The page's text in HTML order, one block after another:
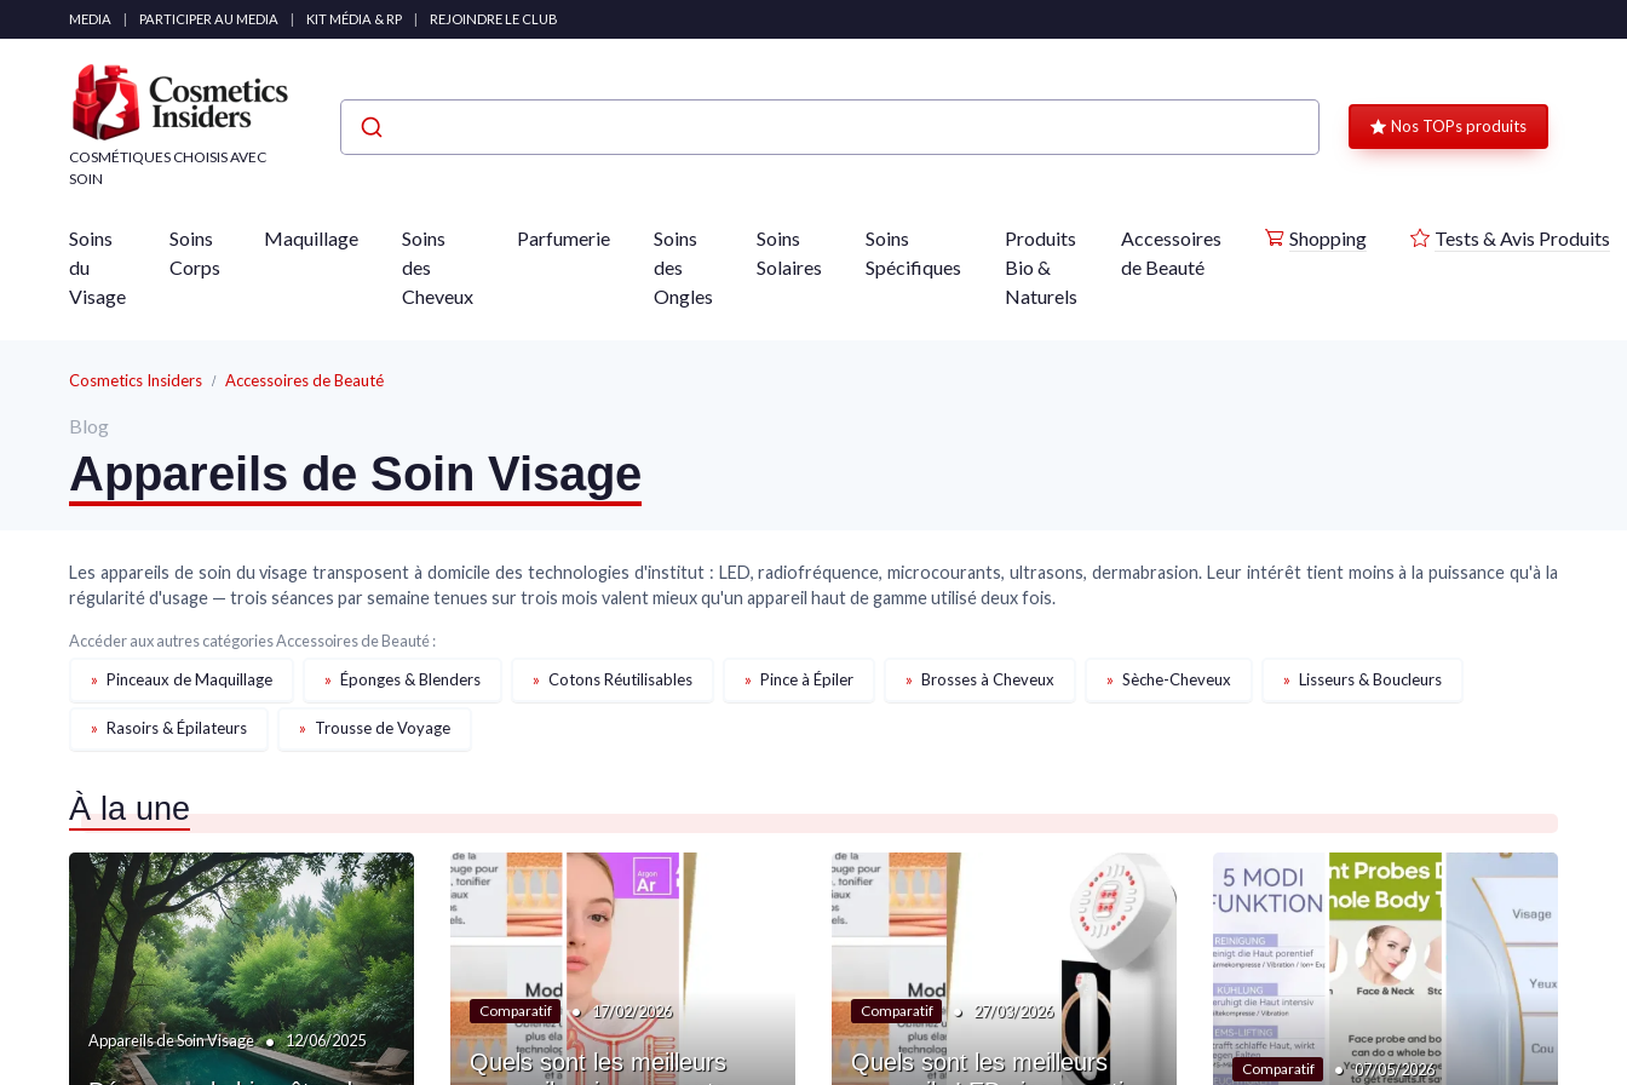
MEDIA | PARTICIPER AU MEDIA | KIT MÉDIA & RP | REJOINDRE LE CLUB
COSMÉTIQUES CHOISIS AVEC
SOIN
Nos TOPs produits
Soins
du
Visage
Soins
Corps
Maquillage
Soins
des
Cheveux
Parfumerie
Soins
des
Ongles
Soins
Solaires
Soins
Spécifiques
Produits
Bio &
Naturels
Accessoires
de Beauté
Shopping Tests & Avis Produits
Cosmetics Insiders Accessoires de Beauté
Blog
Appareils de Soin Visage
Les appareils de soin du visage transposent à domicile des technologies d'institut : LED, radiofréquence, microcourants, ultrasons, dermabrasion. Leur intérêt tient moins à la puissance qu'à la
régularité d'usage — trois séances par semaine tenues sur trois mois valent mieux qu'un appareil haut de gamme utilisé deux fois.
Accéder aux autres catégories Accessoires de Beauté :
» Pinceaux de Maquillage » Éponges & Blenders » Cotons Réutilisables » Pince à Épiler » Brosses à Cheveux » Sèche-Cheveux » Lisseurs & Boucleurs
» Rasoirs & Épilateurs » Trousse de Voyage
À la une
Appareils de Soin Visage • 12/06/2025
Comparatif • 17/02/2026
Quels sont les meilleurs
Comparatif • 27/03/2026
Quels sont les meilleurs
Comparatif • 07/05/2026
Panneau de gestion des cookies